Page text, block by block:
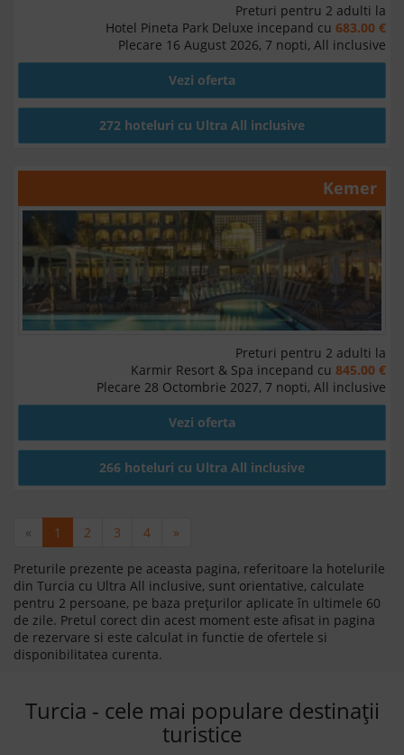
Preturi pentru 2 adulti la
Hotel Pineta Park Deluxe incepand cu 683.00 €
Plecare 16 August 2026, 7 nopti, All inclusive
Vezi oferta
272 hoteluri cu Ultra All inclusive
Kemer
Preturi pentru 2 adulti la
Karmir Resort & Spa incepand cu 845.00 €
Plecare 28 Octombrie 2027, 7 nopti, All inclusive
Vezi oferta
266 hoteluri cu Ultra All inclusive
« 1 2 3 4 »
Preturile prezente pe aceasta pagina, referitoare la hotelurile
din Turcia cu Ultra All inclusive, sunt orientative, calculate
pentru 2 persoane, pe baza prețurilor aplicate în ultimele 60
de zile. Pretul corect din acest moment este afisat in pagina
de rezervare si este calculat in functie de ofertele si
disponibilitatea curenta.
Turcia - cele mai populare destinații
turistice